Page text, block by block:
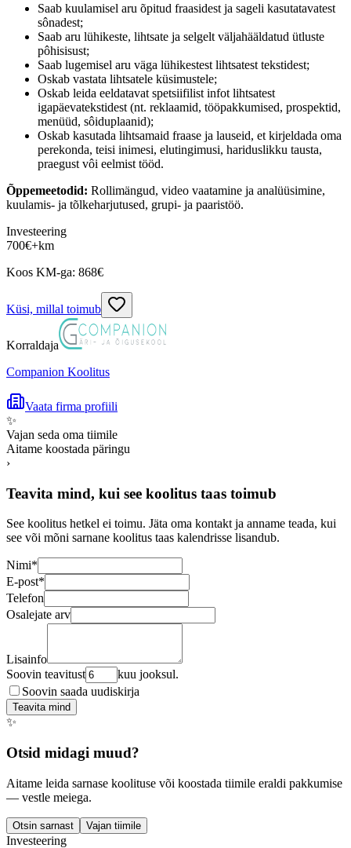
Saab kuulamisel aru õpitud fraasidest ja sageli kasutatavatest
sônadest;
Saab aru lühikeste, lihtsate ja selgelt väljahääldatud ütluste
pôhisisust;
Saab lugemisel aru väga lühikestest lihtsatest tekstidest;
Oskab vastata lihtsatele küsimustele;
Oskab leida eeldatavat spetsiifilist infot lihtsatest
igapäevatekstidest (nt. reklaamid, tööpakkumised, prospektid,
menüüd, sôiduplaanid);
Oskab kasutada lihtsamaid fraase ja lauseid, et kirjeldada oma
perekonda, teisi inimesi, elutingimusi, hariduslikku tausta,
praegust vôi eelmist tööd.
Õppemeetodid: Rollimängud, video vaatamine ja analüüsimine,
kuulamis- ja tõlkeharjutused, grupi- ja paaristöö.
Investeering
700€+km
Koos KM-ga: 868€
Küsi, millal toimub
Korraldaja
Companion Koolitus
Vaata firma profiili
✨
Vajan seda oma tiimile
Aitame koostada päringu
›
Teavita mind, kui see koolitus taas toimub
See koolitus hetkel ei toimu. Jäta oma kontakt ja anname teada, kui
see või mõni sarnane koolitus taas kalendrisse lisandub.
Nimi*
E-post*
Telefon
Osalejate arv
Lisainfo
Soovin teavitust
kuu jooksul.
Soovin saada uudiskirja
Teavita mind
✨
Otsid midagi muud?
Aitame leida sarnase koolituse või koostada tiimile eraldi pakkumise
— vestle meiega.
Otsin sarnast Vajan tiimile
Investeering